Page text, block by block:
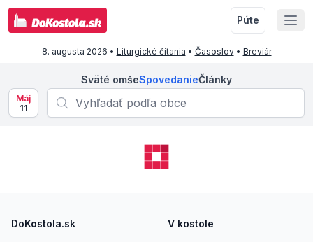
Púte
8. augusta 2026 • Liturgické čítania • Časoslov• Breviár
Sväté omšeSpovedanieČlánky
Máj
11
DoKostola.sk V kostole